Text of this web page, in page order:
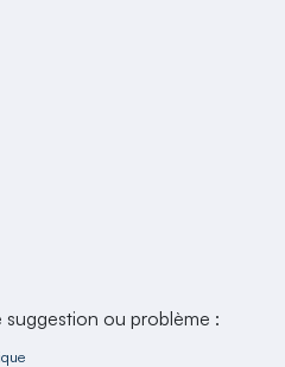
ou problème :